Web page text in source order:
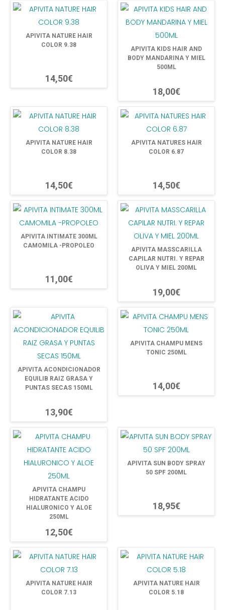
APIVITA NATURE HAIR
COLOR 9.38
14,50€
APIVITA KIDS HAIR AND
BODY MANDARINA Y MIEL
500ML
18,00€
APIVITA NATURE HAIR
COLOR 8.38
14,50€
APIVITA NATURES HAIR
COLOR 6.87
14,50€
APIVITA INTIMATE 300ML
CAMOMILA -PROPOLEO
11,00€
APIVITA MASSCARILLA
CAPILAR NUTRI. Y REPAR
OLIVA Y MIEL 200ML
19,00€
APIVITA ACONDICIONADOR
EQUILIB RAIZ GRASA Y
PUNTAS SECAS 150ML
13,90€
APIVITA CHAMPU MENS
TONIC 250ML
14,00€
APIVITA CHAMPU
HIDRATANTE ACIDO
HIALURONICO Y ALOE
250ML
12,50€
APIVITA SUN BODY SPRAY
50 SPF 200ML
18,95€
APIVITA NATURE HAIR
COLOR 7.13
APIVITA NATURE HAIR
COLOR 5.18